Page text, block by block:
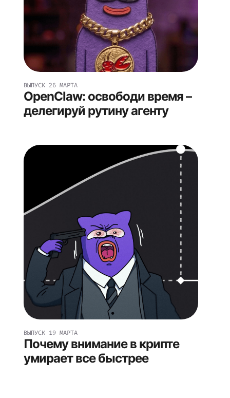
ВЫПУСК 26 МАРТА
OpenClaw: освободи время –
делегируй рутину агенту
ВЫПУСК 19 МАРТА
Почему внимание в крипте
умирает все быстрее